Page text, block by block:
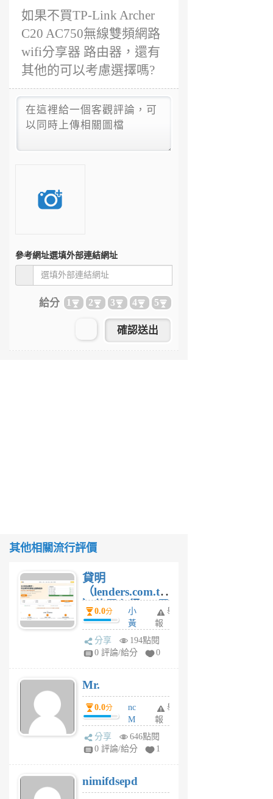
如果不買TP-Link Archer
C20 AC750無線雙頻網路
wifi分享器 路由器，還有
其他的可以考慮選擇嗎?
參考網址選填外部連結網址
給分 1 2 3 4 5
其他相關流行評價
貸明
（lenders.com.tw
）使用心得 — 民
間貸款比較平台
體驗
0.0分
小
黃
蜂
1
舉
報
分享
194點閱
0 評論/給分
0
Mr.
0.0分
nc
M
U
F
U
5
舉
報
分享
646點閱
0 評論/給分
1
nimifdsepd